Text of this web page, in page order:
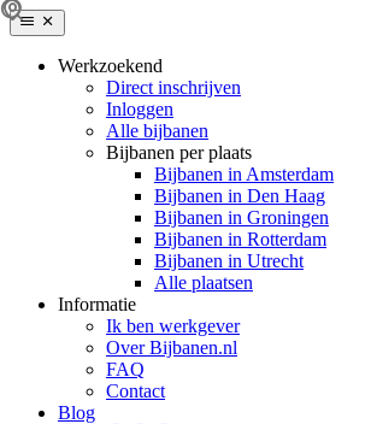
Werkzoekend
Direct inschrijven
Inloggen
Alle bijbanen
Bijbanen per plaats
Bijbanen in Amsterdam
Bijbanen in Den Haag
Bijbanen in Groningen
Bijbanen in Rotterdam
Bijbanen in Utrecht
Alle plaatsen
Informatie
Ik ben werkgever
Over Bijbanen.nl
FAQ
Contact
Blog